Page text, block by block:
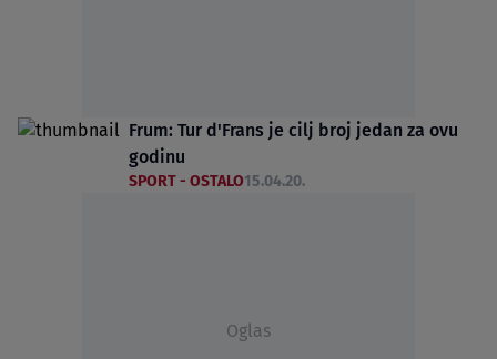
Frum: Tur d'Frans je cilj broj jedan za ovu
godinu
SPORT - OSTALO15.04.20.
Oglas